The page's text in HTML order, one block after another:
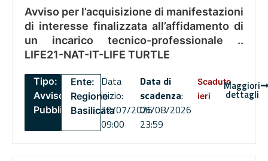
Avviso per l’acquisizione di manifestazioni
di interesse finalizzata all’affidamento di
un incarico tecnico-professionale ..
LIFE21-NAT-IT-LIFE TURTLE
Tipo:
Avviso
Pubblico
Ente:
Regione
Basilicata
Data
inizio:
22/07/2026
09:00
Data di
scadenza:
06/08/2026
23:59
Scaduto
ieri
Maggiori
dettagli